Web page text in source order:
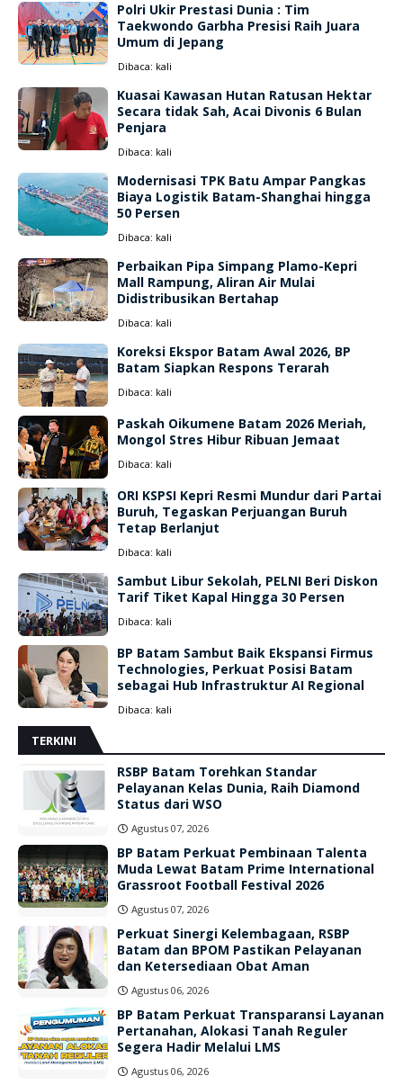
Polri Ukir Prestasi Dunia : Tim
Taekwondo Garbha Presisi Raih Juara
Umum di Jepang
Dibaca: kali
Kuasai Kawasan Hutan Ratusan Hektar
Secara tidak Sah, Acai Divonis 6 Bulan
Penjara
Dibaca: kali
Modernisasi TPK Batu Ampar Pangkas
Biaya Logistik Batam-Shanghai hingga
50 Persen
Dibaca: kali
Perbaikan Pipa Simpang Plamo-Kepri
Mall Rampung, Aliran Air Mulai
Didistribusikan Bertahap
Dibaca: kali
Koreksi Ekspor Batam Awal 2026, BP
Batam Siapkan Respons Terarah
Dibaca: kali
Paskah Oikumene Batam 2026 Meriah,
Mongol Stres Hibur Ribuan Jemaat
Dibaca: kali
ORI KSPSI Kepri Resmi Mundur dari Partai
Buruh, Tegaskan Perjuangan Buruh
Tetap Berlanjut
Dibaca: kali
Sambut Libur Sekolah, PELNI Beri Diskon
Tarif Tiket Kapal Hingga 30 Persen
Dibaca: kali
BP Batam Sambut Baik Ekspansi Firmus
Technologies, Perkuat Posisi Batam
sebagai Hub Infrastruktur AI Regional
Dibaca: kali
TERKINI
RSBP Batam Torehkan Standar
Pelayanan Kelas Dunia, Raih Diamond
Status dari WSO
Agustus 07, 2026
BP Batam Perkuat Pembinaan Talenta
Muda Lewat Batam Prime International
Grassroot Football Festival 2026
Agustus 07, 2026
Perkuat Sinergi Kelembagaan, RSBP
Batam dan BPOM Pastikan Pelayanan
dan Ketersediaan Obat Aman
Agustus 06, 2026
BP Batam Perkuat Transparansi Layanan
Pertanahan, Alokasi Tanah Reguler
Segera Hadir Melalui LMS
Agustus 06, 2026